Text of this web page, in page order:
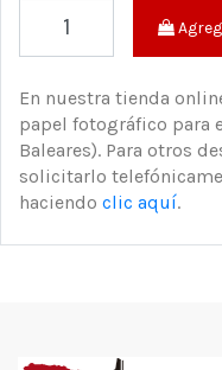
En nuestra tienda
papel fotográfico para
Baleares). Para otros
solicitarlo
haciendo clic aquí.